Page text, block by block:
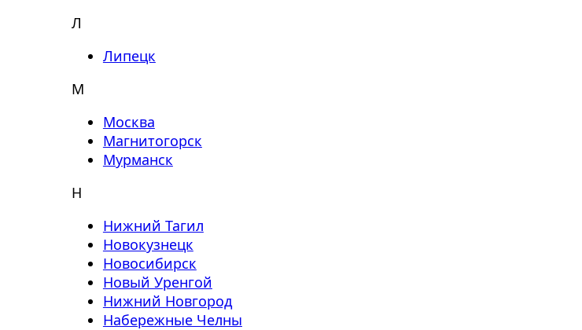
Л
Липецк
М
Москва
Магнитогорск
Мурманск
Н
Нижний Тагил
Новокузнецк
Новосибирск
Новый Уренгой
Нижний Новгород
Набережные Челны